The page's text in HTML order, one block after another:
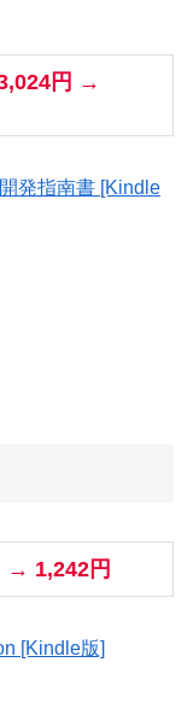
円 →
発指南書 [Kindle
→ 1,242円
[Kindle版]